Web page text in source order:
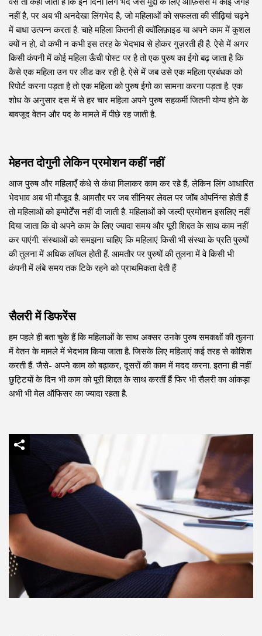
नहीं है, पर अब भी अनदेखा लिंगभेद है, जो महिलाओं को सफलता की सीढ़ियां चढ़ने
में बाधा उत्पन्न करता है. चाहे महिला कितनी ही क्वॉलिफ़ाइड या अपने काम में कुशल
क्यों न हो, वो कभी न कभी इस तरह के भेदभाव से होकर गुज़रती ही है. ऐसे में अगर
किसी कंपनी में कोई महिला ऊँची पोस्ट पर है तो एक पुरुष का ईगो बढ़ जाता है कि
कैसे एक महिला उन पर लीड कर रही है. ऐसे में जब उसे एक महिला प्रबंधक को
रिपोर्ट करना पड़ता है तो एक महिला को पुरुष ईगो का सामना करना पड़ता है. एक
शोध के अनुसार दस में से हर चार महिला अपने पुरुष सहकर्मी जितनी योग्य होने के
बावजूद वेतन और पद के मामले में पीछे रह जाती है.
मेहनत दोगुनी लेकिन प्रमोशन कहीं नहीं
आज पुरुष और महिलाएँ कंधे से कंधा मिलाकर काम कर रहे हैं, लेकिन लिंग आधारित
भेदभाव अब भी मौजूद है. आमतौर पर जब सीनियर लेवल पर जॉब ओपनिंग्स होती हैं
तो महिलाओं को इम्पोर्टेंस नहीं दी जाती है. महिलाओं को जल्दी प्रमोशन इसलिए नहीं
दिया जाता कि वो अपने काम के लिए ज्यादा समय और पूरी शिद्दत के साथ काम नहीं
कर पाएंगी. संस्थाओं को समझना चाहिए कि महिलाएं किसी भी संस्था के प्रति पुरुषों
की तुलना में अधिक लॉयल होती हैं. आमतौर पर पुरुषों की तुलना में वे किसी भी
कंपनी में लंबे समय तक टिके रहने को प्राथमिकता देती हैं
सैलरी में डिफरेंस
हम पहले ही बता चुके हैं कि महिलाओं के साथ अक्सर उनके पुरुष समकक्षों की तुलना
में वेतन के मामले में भेदभाव किया जाता है. जिसके लिए महिलाएं कई तरह से कोशिश
करती हैं. जैसे- अपने काम को बढ़ाकर, दूसरों की काम में मदद करना. इतना ही नहीं
छुट्टियों के दिन भी काम को पूरी शिद्दत के साथ करतीं हैं फिर भी सैलरी का आंकड़ा
अभी भी मेल ऑफिसर का ज्यादा रहता है.